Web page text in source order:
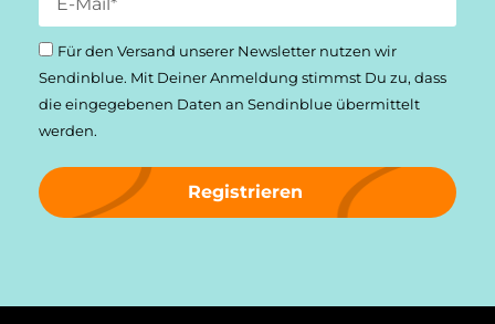
Für den Versand unserer Newsletter nutzen wir
Sendinblue. Mit Deiner Anmeldung stimmst Du zu, dass
die einge­gebenen Daten an Sendinblue übermittelt
werden.
Registrieren